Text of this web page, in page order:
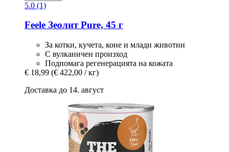
5.0 (1)
Feele Зеолит Pure, 45 г
За котки, кучета, коне и млади животни
С вулканичен произход
Подпомага регенерацията на кожата
€ 18,99 (€ 422,00 / кг)
Доставка до 14. август